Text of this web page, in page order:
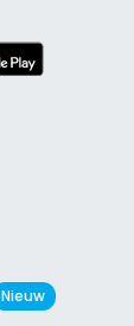
Nieuw